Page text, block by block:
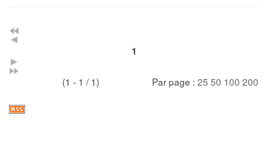
1
(1 - 1 / 1) Par page : 25 50 100 200